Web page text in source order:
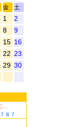
金 土
1
2
8
9
15 16
22 23
29 30
...
８７